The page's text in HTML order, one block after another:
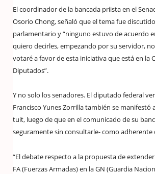
El coordinador de la bancada priista en el
Osorio Chong, señaló que el tema fue
parlamentario y “ninguno estuvo de acuerdo
quiero decirles, empezando por su servidor,
votaré a favor de esta iniciativa que está en la
Diputados”.
Y no solo los senadores. El diputado federal
Francisco Yunes Zorrilla también se manifestó
tuit, luego de que en el comunicado de su
seguramente sin consultarle- como adherente
“El debate respecto a la propuesta de
FA (Fuerzas Armadas) en la GN (Guardia